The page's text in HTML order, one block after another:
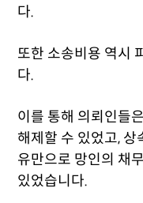
다.
또한 소송비용 역시
다.
이를 통해 의뢰인들
해제할 수 있었고, 상
유만으로 망인의 채
있었습니다.